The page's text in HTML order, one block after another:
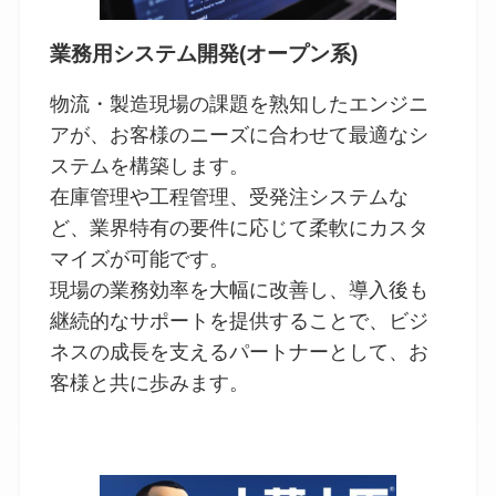
業務用システム開発(オープン系)
物流・製造現場の課題を熟知したエンジニ
アが、お客様のニーズに合わせて最適なシ
ステムを構築します。
在庫管理や工程管理、受発注システムな
ど、業界特有の要件に応じて柔軟にカスタ
マイズが可能です。
現場の業務効率を大幅に改善し、導入後も
継続的なサポートを提供することで、ビジ
ネスの成長を支えるパートナーとして、お
客様と共に歩みます。